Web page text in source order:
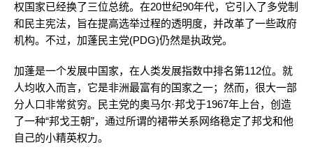
权国家已经换了三位总统。在20世纪90年代，它引入了多党制
和民主宪法，旨在提高选举过程的透明度，并改革了一些政府
机构。不过，加蓬民主党(PDG)仍然是执政党。
加蓬是一个发展中国家，在人类发展指数中排名第112位。就
人均收入而言，它是非洲最富有的国家之一；然而，很大一部
分人口非常贫穷。民主党的奥马尔·邦戈于1967年上台，创造
了一种“邦戈王朝”，通过所谓的裙带关系网络稳定了邦戈和他
自己的小精英权力。